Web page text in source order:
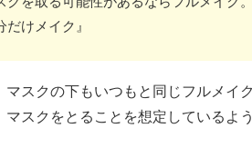
だけメイク』
マスクの下もいつもと同じフルメイ
マスクをとることを想定しているよ